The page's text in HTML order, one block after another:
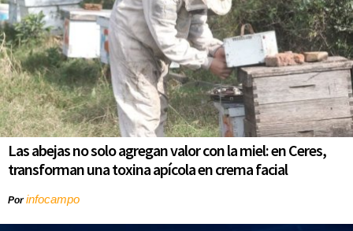
Las abejas no solo agregan valor con la miel: en Ceres,
transforman una toxina apícola en crema facial
Porinfocampo